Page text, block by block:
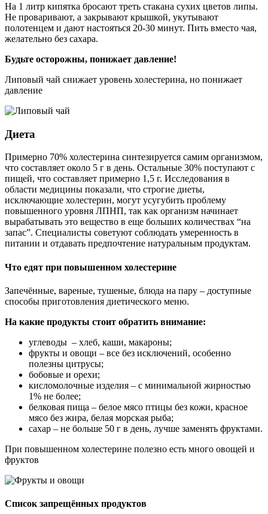
На 1 литр кипятка бросают треть стакана сухих цветов липы.
Не проваривают, а закрывают крышкой, укутывают
полотенцем и дают настояться 20-30 минут. Пить вместо чая,
желательно без сахара.
Будьте осторожны, понижает давление!
Липовый чай снижает уровень холестерина, но понижает
давление
Диета
Примерно 70% холестерина синтезируется самим организмом,
что составляет около 5 г в день. Остальные 30% поступают с
пищей, что составляет примерно 1,5 г. Исследования в
области медицины показали, что строгие диеты,
исключающие холестерин, могут усугубить проблему
повышенного уровня ЛПНП, так как организм начинает
вырабатывать это вещество в еще больших количествах “на
запас”. Специалисты советуют соблюдать умеренность в
питании и отдавать предпочтение натуральным продуктам.
Что едят при повышенном холестерине
Запечённые, вареные, тушеные, блюда на пару – доступные
способы приготовления диетического меню.
На какие продукты стоит обратить внимание:
углеводы – хлеб, каши, макароны;
фрукты и овощи – все без исключений, особенно
полезны цитрусы;
бобовые и орехи;
кисломолочные изделия – с минимальной жирностью
1% не более;
белковая пища – белое мясо птицы без кожи, красное
мясо без жира, белая морская рыба;
сахар – не больше 50 г в день, лучше заменять фруктами.
При повышенном холестерине полезно есть много овощей и
фруктов
Список запрещённых продуктов